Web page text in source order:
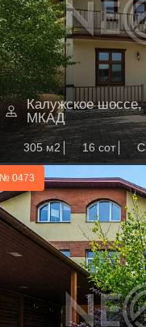
Калужское
МКАД
305 м2 16 сот
№ 0473